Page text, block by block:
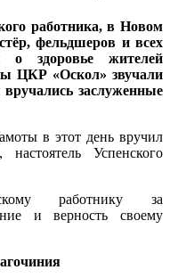
работника, в Новом
фельдшеров и всех
о здоровье жителей
ЦКР «Оскол» звучали
вручались заслуженные
в этот день вручил
Успенского
работнику за
и верность своему